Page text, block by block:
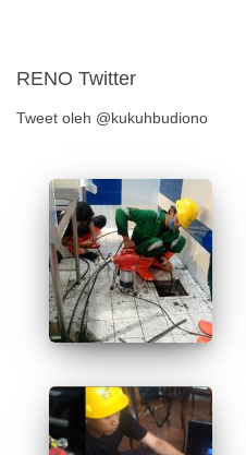
RENO Twitter
Tweet oleh @kukuhbudiono